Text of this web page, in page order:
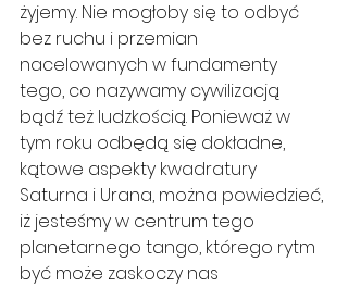
żyjemy. Nie mogłoby się to odbyć
bez ruchu i przemian
nacelowanych w fundamenty
tego, co nazywamy cywilizacją
bądź też ludzkością. Ponieważ w
tym roku odbędą się dokładne,
kątowe aspekty kwadratury
Saturna i Urana, można powiedzieć,
iż jesteśmy w centrum tego
planetarnego tango, którego rytm
być może zaskoczy nas